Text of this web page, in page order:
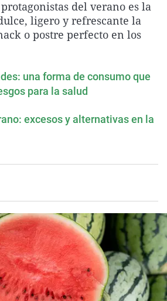
La rosa de los vientos
Gente viajera
Caso
Retornados
Operación Viuda
Extremadura
Galicia
Navarra
País Vasco
Virales
Televisión
del verano es la
ligero y refrescante la
o postre perfecto en los
una forma de consumo que
para la salud
excesos y alternativas en la